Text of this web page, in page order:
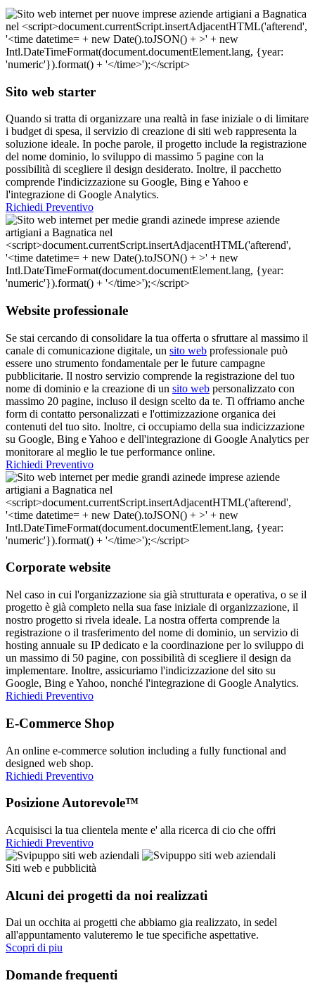
Sito web starter
Quando si tratta di organizzare una realtà in fase iniziale o di limitare
i budget di spesa, il servizio di creazione di siti web rappresenta la
soluzione ideale. In poche parole, il progetto include la registrazione
del nome dominio, lo sviluppo di massimo 5 pagine con la
possibilità di scegliere il design desiderato. Inoltre, il pacchetto
comprende l'indicizzazione su Google, Bing e Yahoo e
l'integrazione di Google Analytics.
Richiedi Preventivo
Website professionale
Se stai cercando di consolidare la tua offerta o sfruttare al massimo il
canale di comunicazione digitale, un sito web professionale può
essere uno strumento fondamentale per le future campagne
pubblicitarie. Il nostro servizio comprende la registrazione del tuo
nome di dominio e la creazione di un sito web personalizzato con
massimo 20 pagine, incluso il design scelto da te. Ti offriamo anche
form di contatto personalizzati e l'ottimizzazione organica dei
contenuti del tuo sito. Inoltre, ci occupiamo della sua indicizzazione
su Google, Bing e Yahoo e dell'integrazione di Google Analytics per
monitorare al meglio le tue performance online.
Richiedi Preventivo
Corporate website
Nel caso in cui l'organizzazione sia già strutturata e operativa, o se il
progetto è già completo nella sua fase iniziale di organizzazione, il
nostro progetto si rivela ideale. La nostra offerta comprende la
registrazione o il trasferimento del nome di dominio, un servizio di
hosting annuale su IP dedicato e la coordinazione per lo sviluppo di
un massimo di 50 pagine, con possibilità di scegliere il design da
implementare. Inoltre, assicuriamo l'indicizzazione del sito su
Google, Bing e Yahoo, nonché l'integrazione di Google Analytics.
Richiedi Preventivo
E-Commerce Shop
An online e-commerce solution including a fully functional and
designed web shop.
Richiedi Preventivo
Posizione Autorevole™
Acquisisci la tua clientela mente e' alla ricerca di cio che offri
Richiedi Preventivo
Siti web e pubblicità
Alcuni dei progetti da noi realizzati
Dai un occhita ai progetti che abbiamo gia realizzato, in sedel
all'appuntamento valuteremo le tue specifiche aspettative.
Scopri di piu
Domande frequenti